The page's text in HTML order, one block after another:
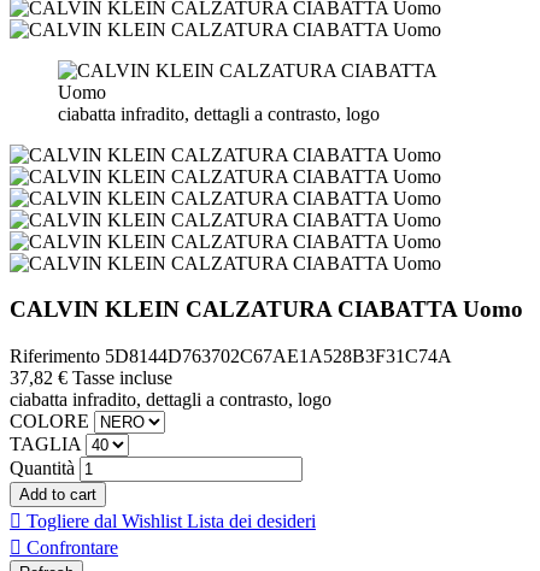
ciabatta infradito, dettagli a contrasto, logo
CALVIN KLEIN CALZATURA CIABATTA Uomo
Riferimento 5D8144D763702C67AE1A528B3F31C74A
37,82 € Tasse incluse
ciabatta infradito, dettagli a contrasto, logo
COLORE
TAGLIA
Quantità
Add to cart
 Togliere dal Wishlist Lista dei desideri
 Confrontare